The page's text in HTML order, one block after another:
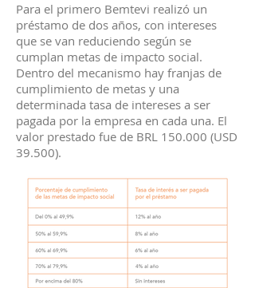
Para el primero Bemtevi realizó un
préstamo de dos años, con intereses
que se van reduciendo según se
cumplan metas de impacto social.
Dentro del mecanismo hay franjas de
cumplimiento de metas y una
determinada tasa de intereses a ser
pagada por la empresa en cada una. El
valor prestado fue de BRL 150.000 (USD
39.500).